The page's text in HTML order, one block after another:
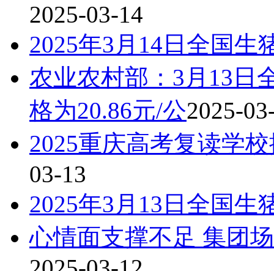
2025-03-14
2025年3月14日全国生
农业农村部：3月13日
格为20.86元/公2025-
2025重庆高考复读学
03-13
2025年3月13日全国生
心情面支撑不足 集团